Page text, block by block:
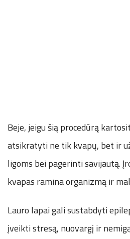
Beje, jeigu šią procedūrą
atsikratyti ne tik kvapų, bet ir
ligoms bei pagerinti savijautą.
kvapas ramina organizmą ir
Lauro lapai gali sustabdyti
įveikti stresą, nuovargį ir